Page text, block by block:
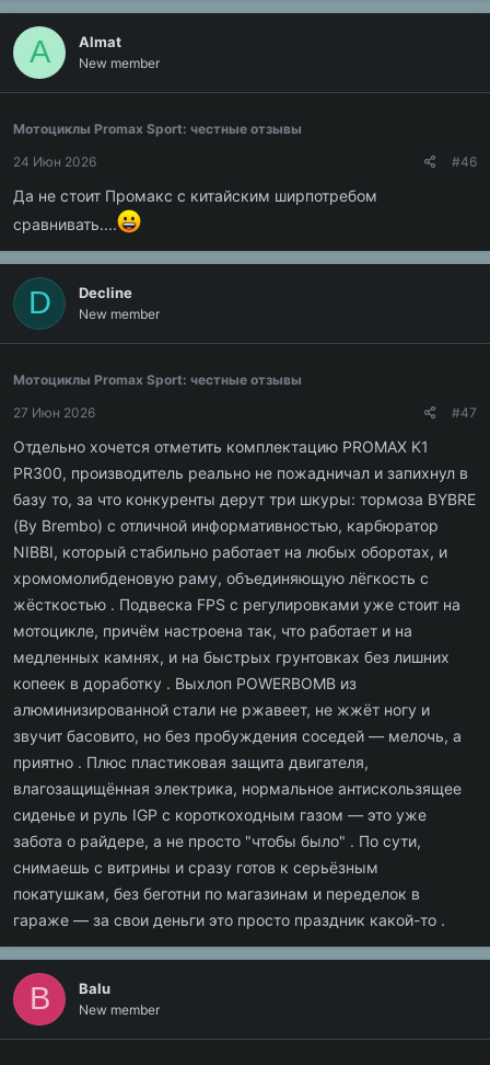
A Almat
New member
Мотоциклы Promax Sport: честные отзывы
24 Июн 2026
#46
Да не стоит Промакс с китайским ширпотребом
сравнивать....
D Decline
New member
Мотоциклы Promax Sport: честные отзывы
27 Июн 2026
#47
Отдельно хочется отметить комплектацию PROMAX K1
PR300, производитель реально не пожадничал и запихнул в
базу то, за что конкуренты дерут три шкуры: тормоза BYBRE
(By Brembo) с отличной информативностью, карбюратор
NIBBI, который стабильно работает на любых оборотах, и
хромомолибденовую раму, объединяющую лёгкость с
жёсткостью . Подвеска FPS с регулировками уже стоит на
мотоцикле, причём настроена так, что работает и на
медленных камнях, и на быстрых грунтовках без лишних
копеек в доработку . Выхлоп POWERBOMB из
алюминизированной стали не ржавеет, не жжёт ногу и
звучит басовито, но без пробуждения соседей — мелочь, а
приятно . Плюс пластиковая защита двигателя,
влагозащищённая электрика, нормальное антискользящее
сиденье и руль IGP с короткоходным газом — это уже
забота о райдере, а не просто "чтобы было" . По сути,
снимаешь с витрины и сразу готов к серьёзным
покатушкам, без беготни по магазинам и переделок в
гараже — за свои деньги это просто праздник какой-то .
B Balu
New member